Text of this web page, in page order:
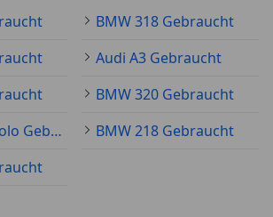
abschaltbar
(ABS)
BMW 318 Gebraucht
Audi A3 Gebraucht
BMW 320 Gebraucht
Volkswagen Polo Gebraucht
BMW 218 Gebraucht